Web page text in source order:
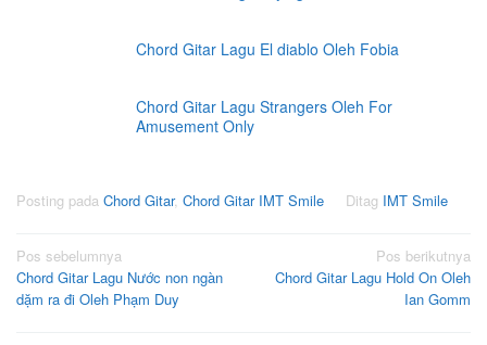
Chord Gitar Lagu El diablo Oleh Fobia
Chord Gitar Lagu Strangers Oleh For
Amusement Only
Posting pada Chord Gitar, Chord Gitar IMT Smile Ditag IMT Smile
Navigasi
pos
Pos sebelumnya
Chord Gitar Lagu Nước non ngàn
dặm ra đi Oleh Phạm Duy
Pos berikutnya
Chord Gitar Lagu Hold On Oleh
Ian Gomm